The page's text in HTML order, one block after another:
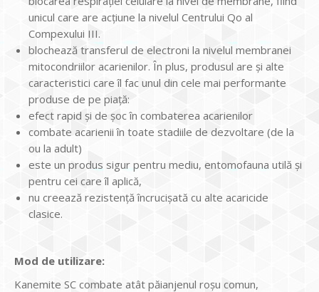
unicul care are acțiune la nivelul Centrului Qo al
Compexului III.
blochează transferul de electroni la nivelul membranei
mitocondriilor acarienilor. În plus, produsul are și alte
caracteristici care îl fac unul din cele mai performante
produse de pe piață:
efect rapid și de șoc în combaterea acarienilor
combate acarienii în toate stadiile de dezvoltare (de la
ou la adult)
este un produs sigur pentru mediu, entomofauna utilă și
pentru cei care îl aplică,
nu creează rezistență încrucișată cu alte acaricide
clasice.
Mod de utilizare:
Kanemite SC combate atât păianjenul roșu comun,